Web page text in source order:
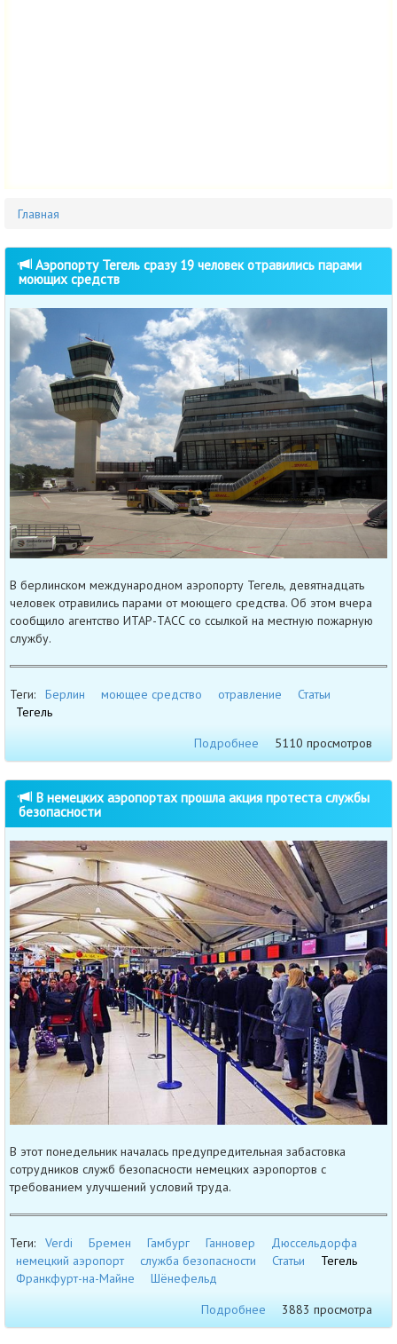
Главная
Аэропорту Тегель сразу 19 человек отравились парами
моющих средств
В берлинском международном аэропорту Тегель, девятнадцать
человек отравились парами от моющего средства. Об этом вчера
сообщило агентство ИТАР-ТАСС со ссылкой на местную пожарную
службу.
Теги: Берлин моющее средство отравление
Статьи
Тегель
Подробнее
5110 просмотров
В немецких аэропортах прошла акция протеста службы
безопасности
В этот понедельник началась предупредительная забастовка
сотрудников служб безопасности немецких аэропортов с
требованием улучшений условий труда.
Теги: Verdi Бремен Гамбург Ганновер
Дюссельдорфа
немецкий аэропорт
служба безопасности Статьи
Тегель
Франкфурт-на-Майне
Шёнефельд
Подробнее
3883 просмотра